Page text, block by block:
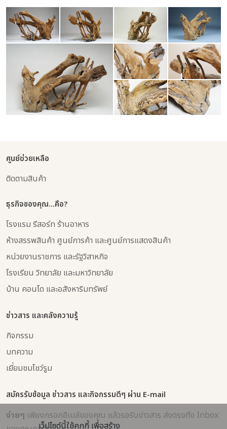
เว็ปไซต์นี้ใช้คุกกี้ เพื่อสร้าง
ศูนย์ช่วยเหลือ
ติดตามสินค้า
ธุรกิจของคุณ...คือ?
โรงแรม รีสอร์ท ร้านอาหาร
ห้างสรรพสินค้า ศูนย์การค้า และศูนย์การแสดงสินค้า
หน่วยงานราชการ และรัฐวิสาหกิจ
โรงเรียน วิทยาลัย และมหาวิทยาลัย
บ้าน คอนโด และอสังหาริมทรัพย์
ข่าวสาร และคลังความรู้
กิจกรรม
บทความ
เยี่ยมชมโชว์รูม
สมัครรับข้อมูล ข่าวสาร และกิจกรรมดีๆ ผ่าน E-mail
ง่ายๆ เพียงกรอกอีเมล์ของคุณ แล้วรอรับข่าวสาร ส่งตรงถึง Inbox